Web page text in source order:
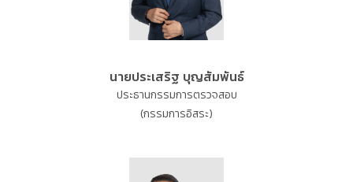
นายประเสริฐ บุญสัมพันธ์
ประธานกรรมการตรวจสอบ
(กรรมการอิสระ)